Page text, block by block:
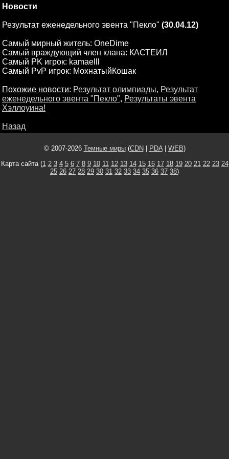
Новости
Результат еженедельного эвента "Пекло" (30.04.12)
Самый мирный житель: OneDime
Самый враждующий член клана: КАСТЕИЛ
Самый PK игрок: kamaelll
Самый PvP игрок: МохнатыйКошак
Похожие новости: Результат олимпиады, Результат
еженедельного эвента "Пекло", Результаты эвента
Хэллоуина!
Назад
© 2007-2026 Темные миры(CDN PDA| WEB)
Карта сайта (1 2 3 4 5 6 7 8 9 10 11 12 13 14 15 16 17 18 19 20 21 22 23 24
25 26 27 28 29 30 31 32 33 34 35 36 37 38)